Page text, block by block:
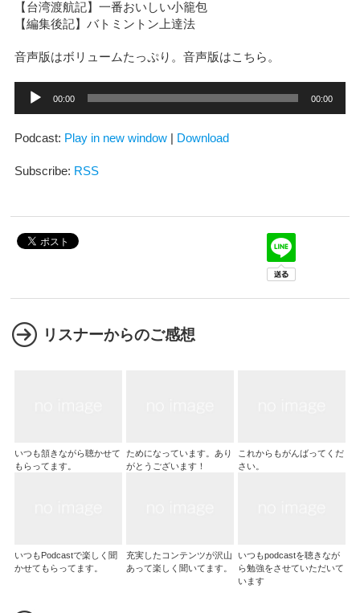
【台湾渡航記】一番おいしい小籠包
【編集後記】バトミントン上達法
音声版はボリュームたっぷり。音声版はこちら。
プ
ー
ー
00:00 00:00
Podcast: Play in new window Download
Subscribe: RSS
リスナーからのご感想
いつも頷きながら聴かせて
もらってます。
ためになっています。あり
がとうございます！
これからもがんばってくだ
さい。
いつもPodcastで楽しく聞
かせてもらってます。
充実したコンテンツが沢山
あって楽しく聞いてます。
いつもpodcastを聴きなが
ら勉強をさせていただいて
います